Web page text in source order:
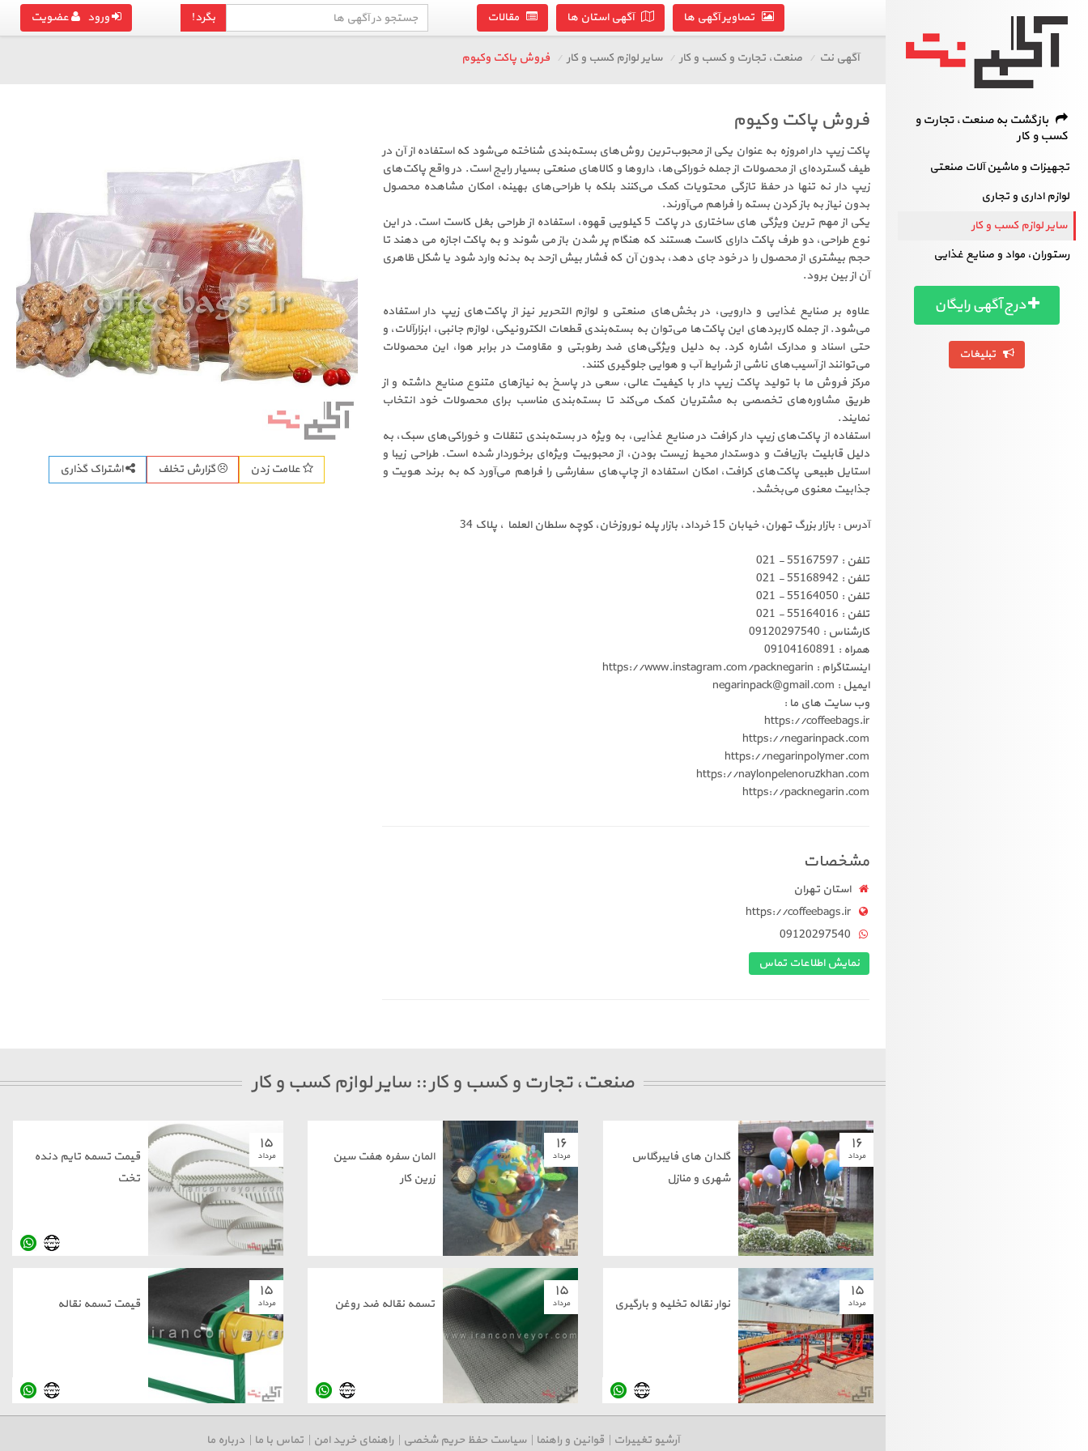
ورود عضویت بگرد! تصاویر آگهی ها آگهی استان ها مقالات
بازگشت به صنعت، تجارت و
کسب و کار
تجهیزات و ماشین آلات صنعتی
لوازم اداری و تجاری
سایر لوازم کسب و کار
رستوران، مواد و صنایع غذایی
درج آگهی رایگان
تبلیغات
آگهی نت صنعت، تجارت و کسب و کار سایر لوازم کسب و کار فروش پاکت وکیوم
فروش پاکت وکیوم
پاکت زیپ دار امروزه به عنوان یکی از محبوب‌ترین روش‌های بسته‌بندی شناخته می‌شود که استفاده از آن در
طیف گسترده‌ای از محصولات از جمله خوراکی‌ها، داروها و کالاهای صنعتی بسیار رایج است. در واقع پاکت‌های
زیپ دار نه تنها در حفظ تازگی محتویات کمک می‌کنند بلکه با طراحی‌های بهینه، امکان مشاهده محصول
بدون نیاز به باز کردن بسته را فراهم می‌آورند.
یکی از مهم ترین ویژگی های ساختاری در پاکت 5 کیلویی قهوه، استفاده از طراحی بغل کاست است. در این
نوع طراحی، دو طرف پاکت دارای کاست هستند که هنگام پر شدن باز می شوند و به پاکت اجازه می دهند تا
حجم بیشتری از محصول را در خود جای دهد، بدون آن که فشار بیش ازحد به بدنه وارد شود یا شکل ظاهری
آن از بین برود.
علاوه بر صنایع غذایی و دارویی، در بخش‌های صنعتی و لوازم التحریر نیز از پاکت‌های زیپ دار استفاده
می‌شود. از جمله کاربردهای این پاکت‌ها می‌توان به بسته‌بندی قطعات الکترونیکی، لوازم جانبی، ابزارآلات، و
حتی اسناد و مدارک اشاره کرد. به دلیل ویژگی‌های ضد رطوبتی و مقاومت در برابر هوا، این محصولات
می‌توانند از آسیب‌های ناشی از شرایط آب و هوایی جلوگیری کنند.
مرکز فروش ما با تولید پاکت زیپ دار با کیفیت عالی، سعی در پاسخ به نیازهای متنوع صنایع داشته و از
طریق مشاوره‌های تخصصی به مشتریان کمک می‌کند تا بسته‌بندی مناسب برای محصولات خود انتخاب
نمایند.
استفاده از پاکت‌های زیپ دار کرافت در صنایع غذایی، به ویژه در بسته‌بندی تنقلات و خوراکی‌های سبک، به
دلیل قابلیت بازیافت و دوستدار محیط زیست بودن، از محبوبیت ویژه‌ای برخوردار شده است. طراحی زیبا و
استایل طبیعی پاکت‌های کرافت، امکان استفاده از چاپ‌های سفارشی را فراهم می‌آورد که به برند هویت و
جذابیت معنوی می‌بخشد.
آدرس : بازار بزرگ تهران، خیابان 15 خرداد، بازار پله نوروزخان، کوچه سلطان العلماء، پلاک 34
تلفن : 55167597 - 021
تلفن : 55168942 - 021
تلفن : 55164050 - 021
تلفن : 55164016 - 021
کارشناس : 09120297540
همراه : 09104160891
اینستاگرام : https://www.instagram.com/packnegarin
ایمیل : negarinpack@gmail.com
وب سایت های ما :
https://coffeebags.ir
https://negarinpack.com
https://negarinpolymer.com
https://naylonpelenoruzkhan.com
https://packnegarin.com
مشخصات
استان تهران
https://coffeebags.ir
09120297540
نمایش اطلاعات تماس
علامت زدن گزارش تخلف اشتراک گذاری
صنعت، تجارت و کسب و کار :: سایر لوازم کسب و کار
۱۶
مرداد
گلدان های فایبرگلاس
شهری و منازل
۱۶
مرداد
المان سفره هفت سین
زرین کار
۱۵
مرداد
قیمت تسمه تایم دنده
تخت
۱۵
مرداد نوار نقاله تخلیه و بارگیری
۱۵
مرداد تسمه نقاله ضد روغن
۱۵
مرداد قیمت تسمه نقاله
آرشیو تغییرات | قوانین و راهنما |سیاست حفظ حریم شخصی | راهنمای خرید امن | تماس با ما | درباره ما